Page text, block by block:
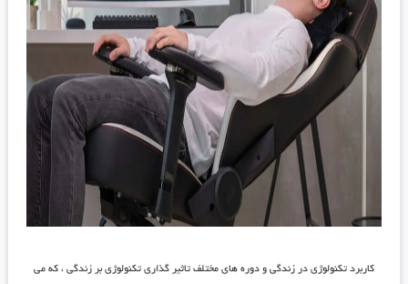
کاربرد تکنولوژی در زندگی و دوره های مختلف تاثیر گذاری تکنولوژی بر زندگی ، که می